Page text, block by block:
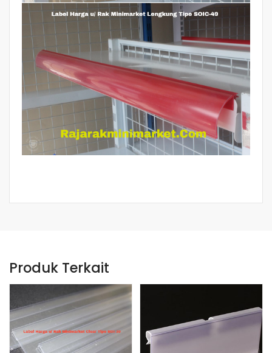
Produk Terkait